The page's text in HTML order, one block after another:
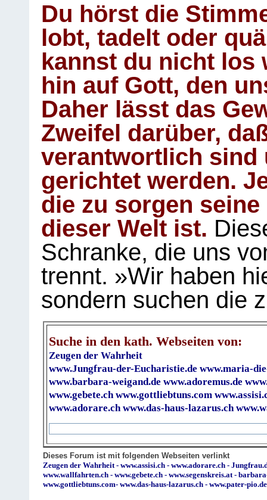
Du hörst die
lobt, tadelt oder
kannst du nicht los
hin auf Gott, den
Daher lässt das
Zweifel darüber,
verantwortlich sind
gerichtet werden.
die zu sorgen
dieser Welt ist.
Schranke, die uns
trennt. »Wir haben
sondern suchen die
Suche in den kath. Webseiten von:
Zeugen der Wahrheit
www.Jungfrau-der-Eucharistie.de www.maria-
www.barbara-weigand.de www.adoremus.de
www.gebete.ch www.gottliebtuns.com
www.adorare.ch www.das-haus-lazarus.ch
Dieses Forum ist mit folgenden Webseiten verlinkt
Zeugen der Wahrheit- www.assisi.ch - www.adorare.ch -
www.wallfahrten.ch - www.gebete.ch - www.segenskreis.at-
www.gottliebtuns.com- www.das-haus-lazarus.ch - www.pater-pio.de